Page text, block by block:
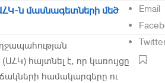
Email
ն մասնագետների մեծ
հայտնել է, որ կառույցը
համակարգերը ու